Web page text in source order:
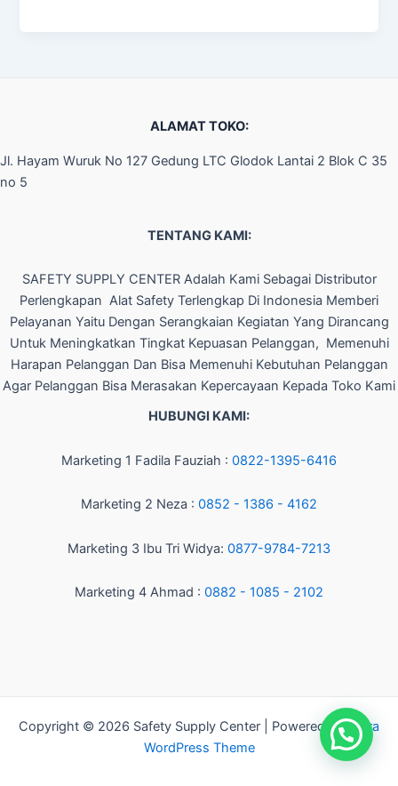
ALAMAT TOKO:
Jl. Hayam Wuruk No 127 Gedung LTC Glodok Lantai 2 Blok C 35
no 5
TENTANG KAMI:
SAFETY SUPPLY CENTER Adalah Kami Sebagai Distributor
Perlengkapan Alat Safety Terlengkap Di Indonesia Memberi
Pelayanan Yaitu Dengan Serangkaian Kegiatan Yang Dirancang
Untuk Meningkatkan Tingkat Kepuasan Pelanggan, Memenuhi
Harapan Pelanggan Dan Bisa Memenuhi Kebutuhan Pelanggan
Agar Pelanggan Bisa Merasakan Kepercayaan Kepada Toko Kami
HUBUNGI KAMI:
Marketing 1 Fadila Fauziah : 0822-1395-6416
Marketing 2 Neza : 0852 - 1386 - 4162
Marketing 3 Ibu Tri Widya: 0877-9784-7213
Marketing 4 Ahmad : 0882 - 1085 - 2102
Copyright © 2026 Safety Supply Center | Powered byAstra
WordPress Theme